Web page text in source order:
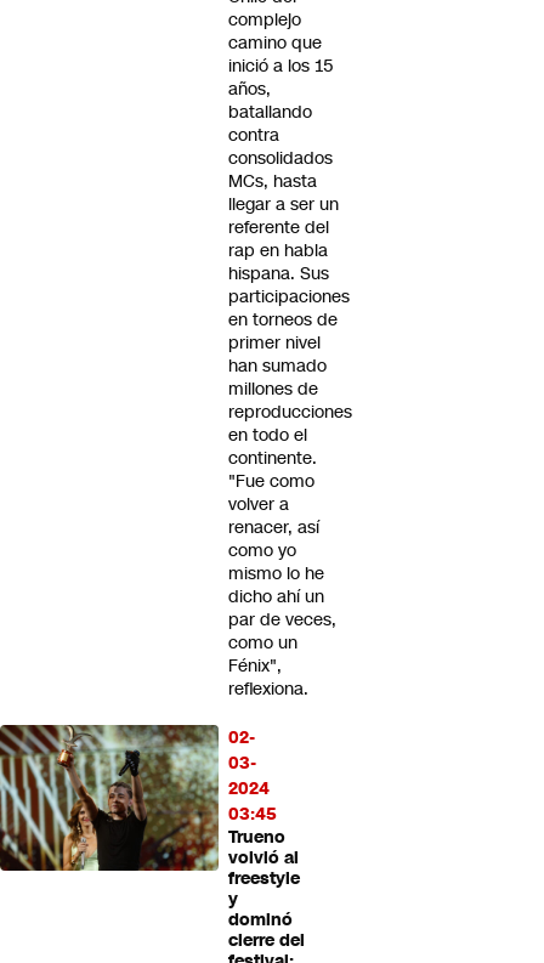
complejo
camino que
inició a los 15
años,
batallando
contra
consolidados
MCs, hasta
llegar a ser un
referente del
rap en habla
hispana. Sus
participaciones
en torneos de
primer nivel
han sumado
millones de
reproducciones
en todo el
continente.
"Fue como
volver a
renacer, así
como yo
mismo lo he
dicho ahí un
par de veces,
como un
Fénix",
reflexiona.
02-
03-
2024
03:45
Trueno
volvió al
freestyle
y
dominó
cierre del